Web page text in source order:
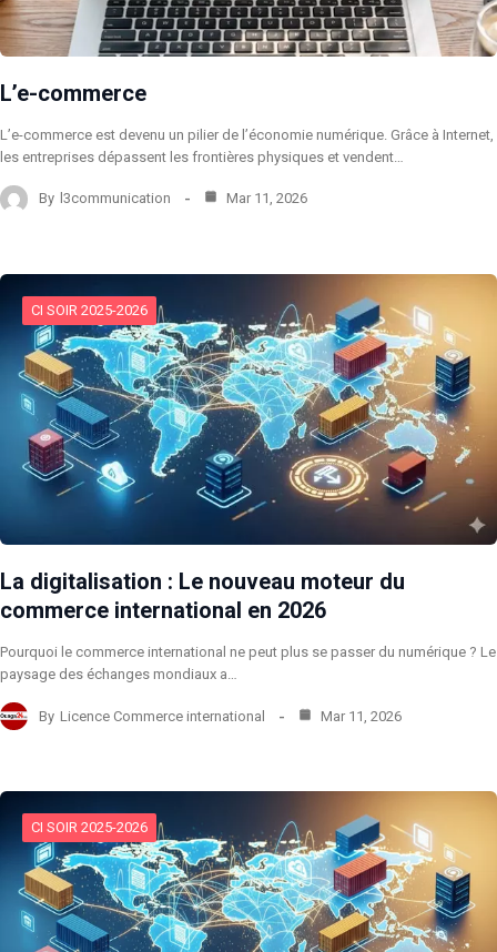
L’e-commerce
L’e-commerce est devenu un pilier de l’économie numérique. Grâce à Internet,
les entreprises dépassent les frontières physiques et vendent…
By l3communication Mar 11, 2026
CI SOIR 2025-2026
La digitalisation : Le nouveau moteur du
commerce international en 2026
Pourquoi le commerce international ne peut plus se passer du numérique ? Le
paysage des échanges mondiaux a…
By Licence Commerce international Mar 11, 2026
CI SOIR 2025-2026